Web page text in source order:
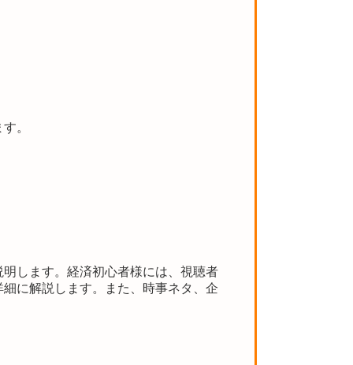
。
します。経済初心者様には、視聴者
に解説します。また、時事ネタ、企